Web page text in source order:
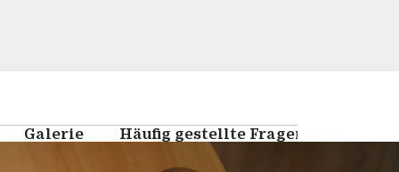
Galerie Häufig gestellte Fragen